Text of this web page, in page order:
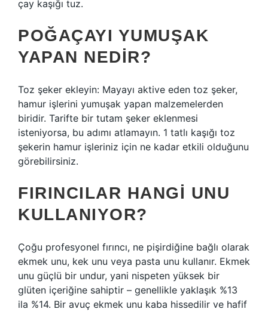
çay kaşığı tuz.
POĞAÇAYI YUMUŞAK
YAPAN NEDIR?
Toz şeker ekleyin: Mayayı aktive eden toz şeker,
hamur işlerini yumuşak yapan malzemelerden
biridir. Tarifte bir tutam şeker eklenmesi
isteniyorsa, bu adımı atlamayın. 1 tatlı kaşığı toz
şekerin hamur işleriniz için ne kadar etkili olduğunu
görebilirsiniz.
FIRINCILAR HANGI UNU
KULLANIYOR?
Çoğu profesyonel fırıncı, ne pişirdiğine bağlı olarak
ekmek unu, kek unu veya pasta unu kullanır. Ekmek
unu güçlü bir undur, yani nispeten yüksek bir
glüten içeriğine sahiptir – genellikle yaklaşık %13
ila %14. Bir avuç ekmek unu kaba hissedilir ve hafif